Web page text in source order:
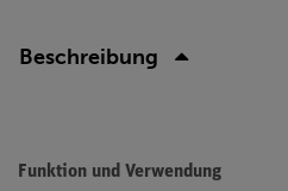
Beschreibung
Funktion und Verwendung